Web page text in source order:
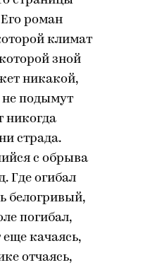
роман
климат
зной
никакой,
подымут
никогда
страда.
с обрыва
Где огибал
белогривый,
погибал,
качаясь,
отчаясь,